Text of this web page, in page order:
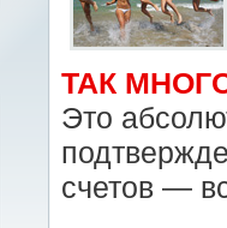
ТАК
Это
счетов —